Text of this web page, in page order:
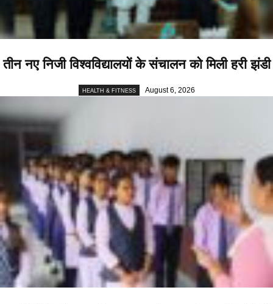
तीन नए निजी विश्वविद्यालयों के संचालन को मिली हरी झंडी
HEALTH & FITNESS August 6, 2026